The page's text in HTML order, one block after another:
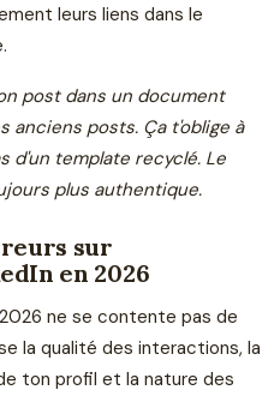
leurs liens dans le
post dans un document
anciens posts. Ça t'oblige à
d'un template recyclé. Le
plus authentique.
sur
en 2026
ne se contente pas de
la qualité des interactions, la
ton profil et la nature des